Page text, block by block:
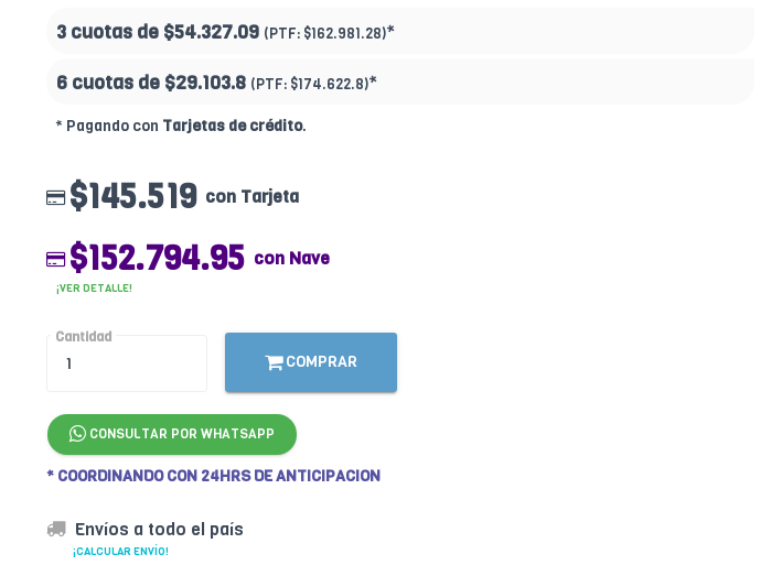
3 cuotas de $54.327.09 (PTF: $162.981.28)*
6 cuotas de $29.103.8 (PTF: $174.622.8)*
* Pagando con Tarjetas de crédito.
$145.519 con Tarjeta
$152.794.95 con Nave
¡VER DETALLE!
Cantidad
COMPRAR
CONSULTAR POR WHATSAPP
* COORDINANDO CON 24HRS DE ANTICIPACION
Envíos a todo el país
¡CALCULAR ENVÍO!